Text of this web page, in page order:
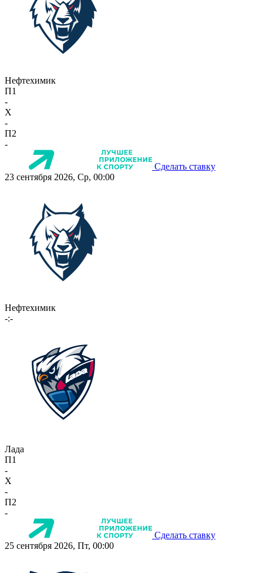
Нефтехимик
П1
-
X
-
П2
-
Сделать ставку
23 сентября 2026, Ср, 00:00
Нефтехимик
-:-
Лада
П1
-
X
-
П2
-
Сделать ставку
25 сентября 2026, Пт, 00:00